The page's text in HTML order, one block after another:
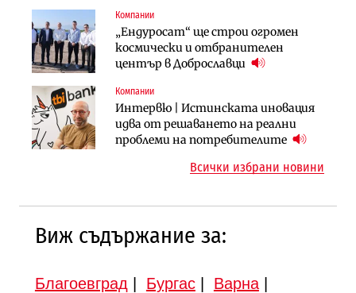
Компании
„Ендуросат“ ще строи огромен
космически и отбранителен
център в Доброславци
Компании
Интервю | Истинската иновация
идва от решаването на реални
проблеми на потребителите
Компании
„Хювефарма“ подписа договор за
придобиване на Euroapi Italy
Инфраструктура
АПИ възложи промяната на
парцеларния план за
Градоустройство
Столична община избра
изпълнител за преместването на
трамвайното трасе по бул.
Инфраструктура
Вторият мост над Варненското
езеро става част от бъдещата
Всички избрани новини
Виж съдържание за:
Благоевград Бургас| Варна|